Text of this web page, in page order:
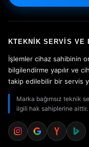
KTEKNIK SERVIS VE
İşlemler cihaz sahibinin
bilgilendirme yapılır ve
takip edilebilir bir servis
Marka bağımsız teknik
ilgili hak sahiplerine aittir.